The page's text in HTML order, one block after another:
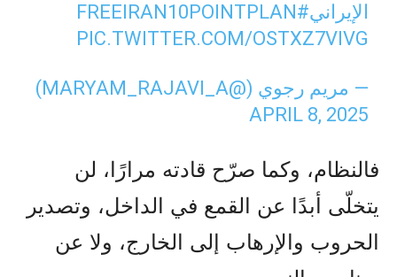
الإيراني#FREEIRAN10POINTPLAN
PIC.TWITTER.COM/OSTXZ7VIVG
— مریم رجوي (@MARYAM_RAJAVI_A)
APRIL 8, 2025
فالنظام، وكما صرّح قادته مرارًا، لن
يتخلّى أبدًا عن القمع في الداخل، وتصدير
الحروب والإرهاب إلى الخارج، ولا عن